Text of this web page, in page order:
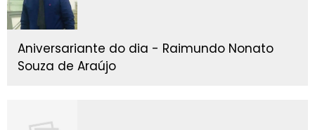
Aniversariante do dia - Raimundo Nonato
Souza de Araújo